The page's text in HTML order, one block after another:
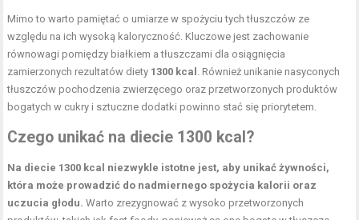
Mimo to warto pamiętać o umiarze w spożyciu tych tłuszczów ze
względu na ich wysoką kaloryczność. Kluczowe jest zachowanie
równowagi pomiędzy białkiem a tłuszczami dla osiągnięcia
zamierzonych rezultatów diety 1300 kcal . Również unikanie nasyconych
tłuszczów pochodzenia zwierzęcego oraz przetworzonych produktów
bogatych w cukry i sztuczne dodatki powinno stać się priorytetem.
Czego unikać na diecie 1300 kcal?
Na diecie 1300 kcal niezwykle istotne jest, aby unikać żywności,
która może prowadzić do nadmiernego spożycia kalorii oraz
uczucia głodu. Warto zrezygnować z wysoko przetworzonych